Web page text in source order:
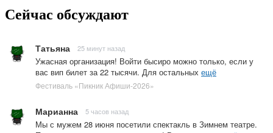
Сейчас обсуждают
Татьяна 25 минут назад
Ужасная организация! Войти бысиро можно только, если у
вас вип билет за 22 тысячи. Для остальных ещё
Фестиваль «Пикник Афиши-2026»
Марианна 5 часов назад
Мы с мужем 28 июня посетили спектакль в Зимнем театре.